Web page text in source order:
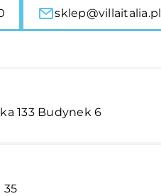
sklep@villaitalia.pl
133 Budynek 6
35